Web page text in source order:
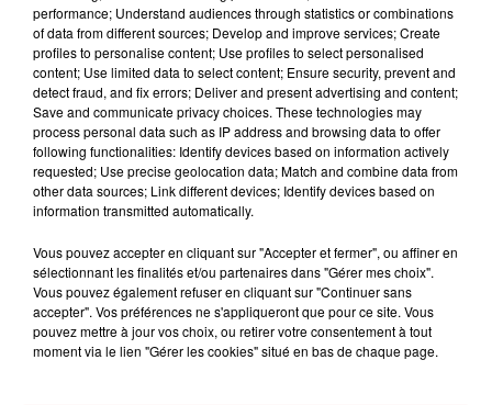
La raison pour laquelle un ancêtre aurait porté un pendentif
avec une telle représentation reste néanmoins incertaine.
L'utilisation d'ornements, comme des coquillages disposés
autour du cou, remonte à environ 45 000 ans en Eurasie, La
représentation de figures humaines n'apparaît que plus tard
dans les archives archéologiques de la région. Mais comme
l'explique le site Geo,"la forme du bijou était difficile à
identifier de loin, ce qui signifie qu'il n'a probablement pas
été utilisé comme signe de reconnaissance. Il pourrait avoir
été porté pour des raisons spirituelles, comme ce fut le cas
dans l'Antiquité chez les Romains et les Grecs, qui
façonnaient des ornements phalliques pour stimuler la
fertilité"
performance; Understand audiences through statistics or combinations
of data from different sources; Develop and improve services; Create
profiles to personalise content; Use profiles to select personalised
content; Use limited data to select content; Ensure security, prevent and
detect fraud, and fix errors; Deliver and present advertising and content;
Save and communicate privacy choices. These technologies may
process personal data such as IP address and browsing data to offer
following functionalities: Identify devices based on information actively
requested; Use precise geolocation data; Match and combine data from
other data sources; Link different devices; Identify devices based on
information transmitted automatically.
Vous pouvez accepter en cliquant sur "Accepter et fermer", ou affiner en
sélectionnant les finalités et/ou partenaires dans "Gérer mes choix".
Vous pouvez également refuser en cliquant sur "Continuer sans
accepter". Vos préférences ne s'appliqueront que pour ce site. Vous
pouvez mettre à jour vos choix, ou retirer votre consentement à tout
moment via le lien "Gérer les cookies" situé en bas de chaque page.